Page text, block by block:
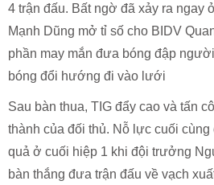
4 trận đấu. Bất ngờ đã xảy ra ngay
Mạnh Dũng mở tỉ số cho BIDV
phần may mắn đưa bóng đập
bóng đổi hướng đi vào lưới
Sau bàn thua, TIG đẩy cao và tấn
thành của đối thủ. Nỗ lực cuối cùng
quả ở cuối hiệp 1 khi đội trưởng
bàn thắng đưa trận đấu về vạch